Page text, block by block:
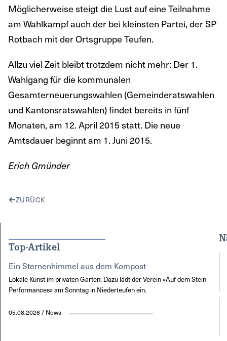
Möglicherweise steigt die Lust auf eine Teilnahme
am Wahlkampf auch der bei kleinsten Partei, der SP
Rotbach mit der Ortsgruppe Teufen.
Allzu viel Zeit bleibt trotzdem nicht mehr: Der 1.
Wahlgang für die kommunalen
Gesamterneuerungswahlen (Gemeinderatswahlen
und Kantonsratswahlen) findet bereits in fünf
Monaten, am 12. April 2015 statt. Die neue
Amtsdauer beginnt am 1. Juni 2015.
Erich Gmünder
ZURÜCK
Top-Artikel
Ein Sternenhimmel aus dem Kompost
Lokale Kunst im privaten Garten: Dazu lädt der Verein «Auf dem Stein
Performances» am Sonntag in Niederteufen ein.
05.08.2026 / News